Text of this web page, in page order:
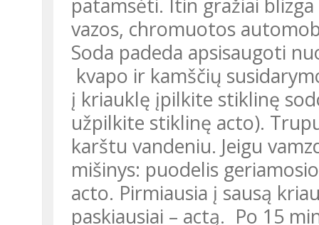
patamsėti. Itin gražiai
vazos, chromuotos
Soda padeda apsisaugoti nuo nemalonaus kanalizacijos vamzdžių
kvapo ir kamščių
į kriauklę įpilkite stiklinę
užpilkite stiklinę acto).
karštu vandeniu. Jeigu
mišinys: puodelis
acto. Pirmiausia į sausą
paskiausiai – actą. Po 15